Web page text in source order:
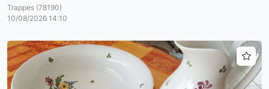
Trappes (78190)
10/08/2026 14:10